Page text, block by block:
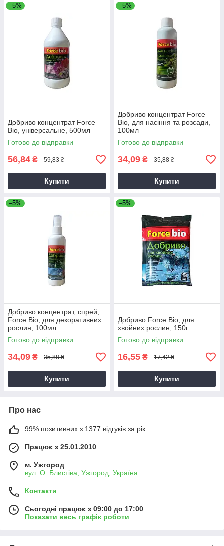
–5%
Добриво концентрат Force
Bio, універсальне, 500мл
Готово до відправки
56,84 ₴ 59,83 ₴
Купити
–5%
Добриво концентрат Force
Bio, для насіння та розсади,
100мл
Готово до відправки
34,09 ₴ 35,88 ₴
Купити
–5%
Добриво концентрат, спрей,
Force Bio, для декоративних
рослин, 100мл
Готово до відправки
34,09 ₴ 35,88 ₴
Купити
–5%
Добриво Force Bio, для
хвойних рослин, 150г
Готово до відправки
16,55 ₴ 17,42 ₴
Купити
Про нас
99% позитивних з 1377 відгуків за рік
Працює з 25.01.2010
м. Ужгород
вул. О. Блистіва, Ужгород, Україна
Контакти
Сьогодні працює з 09:00 до 17:00
Показати весь графік роботи